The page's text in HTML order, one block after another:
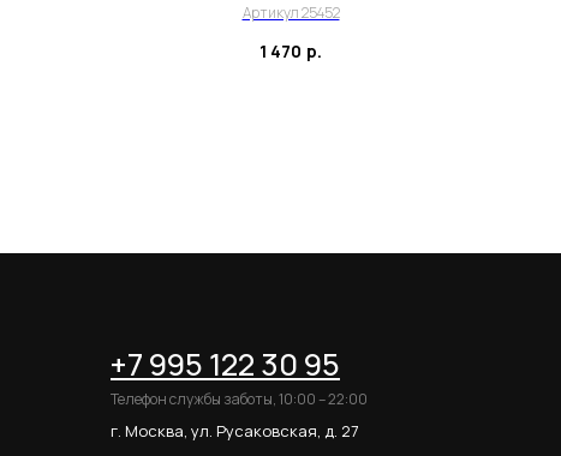
Артикул 25452
1 470 р.
+7 995 122 30 95
Телефон службы заботы, 10:00 – 22:00
г. Москва, ул. Русаковская, д. 27